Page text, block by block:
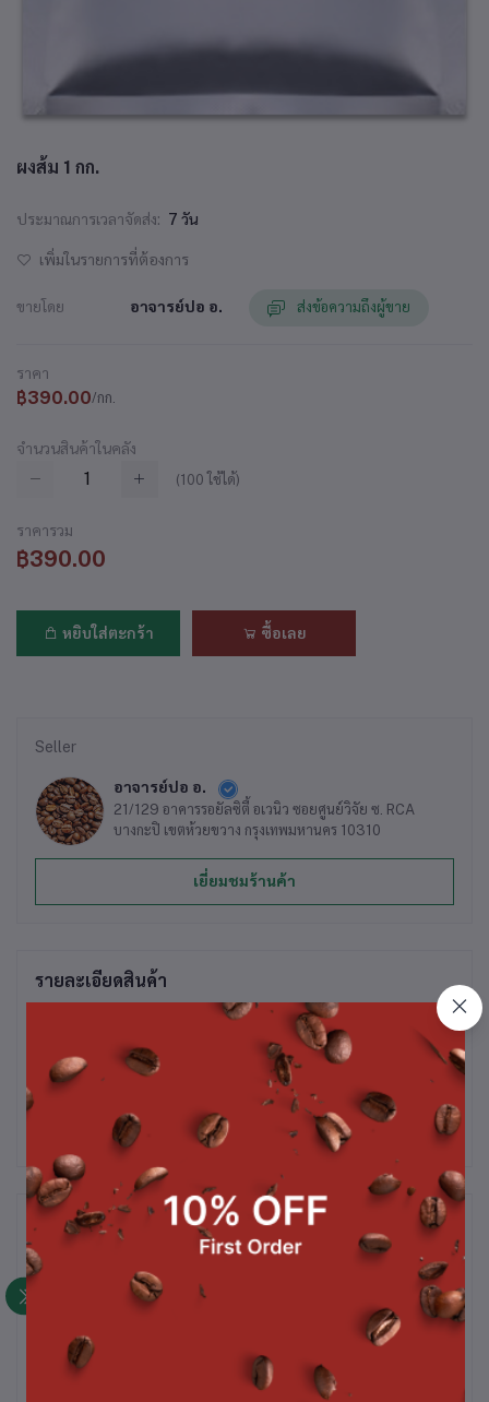
ผงส้ม 1 กก.
ประมาณการเวลาจัดส่ง: 7 วัน
เพิ่มในรายการที่ต้องการ
ขายโดย อาจารย์ปอ อ. ส่งข้อความถึงผู้ขาย
ราคา
฿390.00/กก.
จำนวนสินค้าในคลัง
(100 ใช้ได้)
ราคารวม
฿390.00
หยิบใส่ตะกร้า ซื้อเลย
Seller
อาจารย์ปอ อ.
21/129 อาคารรอยัลซิตี้ อเวนิว ซอยศูนย์วิจัย ซ. RCA
บางกะปิ เขตห้วยขวาง กรุงเทพมหานคร 10310
เยี่ยมชมร้านค้า
รายละเอียดสินค้า
ผงส้ม ขนาด 500 ก.
สินค้าที่ซื้อบ่อย